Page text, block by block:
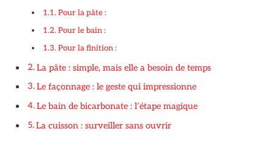
Pour la pâte :
Pour le bain :
Pour la finition :
La pâte : simple, mais elle a besoin de temps
Le façonnage : le geste qui impressionne
Le bain de bicarbonate : l’étape magique
La cuisson : surveiller sans ouvrir